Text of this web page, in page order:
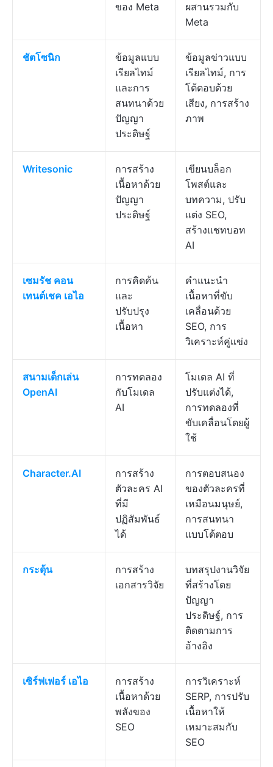
ของ Meta
ผสานรวมกับ
Meta
ชัตโซนิก
ข้อมูลแบบ
เรียลไทม์
และการ
สนทนาด้วย
ปัญญา
ประดิษฐ์
ข้อมูลข่าวแบบ
เรียลไทม์, การ
โต้ตอบด้วย
เสียง, การสร้าง
ภาพ
Writesonic
การสร้าง
เนื้อหาด้วย
ปัญญา
ประดิษฐ์
เขียนบล็อก
โพสต์และ
บทความ, ปรับ
แต่ง SEO,
สร้างแชทบอท
AI
เซมรัช คอน
เทนต์เชค เอไอ
การคิดค้น
และ
ปรับปรุง
เนื้อหา
คำแนะนำ
เนื้อหาที่ขับ
เคลื่อนด้วย
SEO, การ
วิเคราะห์คู่แข่ง
สนามเด็กเล่น
OpenAI
การทดลอง
กับโมเดล
AI
โมเดล AI ที่
ปรับแต่งได้,
การทดลองที่
ขับเคลื่อนโดยผู้
ใช้
Character.AI
การสร้าง
ตัวละคร AI
ที่มี
ปฏิสัมพันธ์
ได้
การตอบสนอง
ของตัวละครที่
เหมือนมนุษย์,
การสนทนา
แบบโต้ตอบ
กระตุ้น
การสร้าง
เอกสารวิจัย
บทสรุปงานวิจัย
ที่สร้างโดย
ปัญญา
ประดิษฐ์, การ
ติดตามการ
อ้างอิง
เซิร์ฟเฟอร์ เอไอ
การสร้าง
เนื้อหาด้วย
พลังของ
SEO
การวิเคราะห์
SERP, การปรับ
เนื้อหาให้
เหมาะสมกับ
SEO